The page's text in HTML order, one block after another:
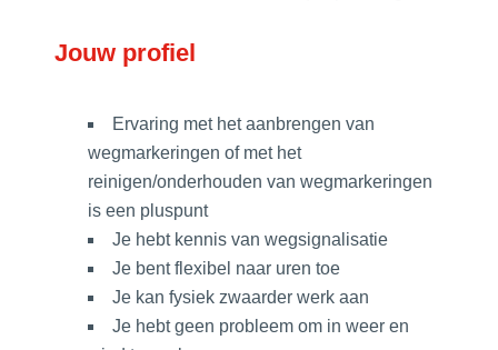
Jouw profiel
Ervaring met het aanbrengen van
wegmarkeringen of met het
reinigen/onderhouden van wegmarkeringen
is een pluspunt
Je hebt kennis van wegsignalisatie
Je bent flexibel naar uren toe
Je kan fysiek zwaarder werk aan
Je hebt geen probleem om in weer en